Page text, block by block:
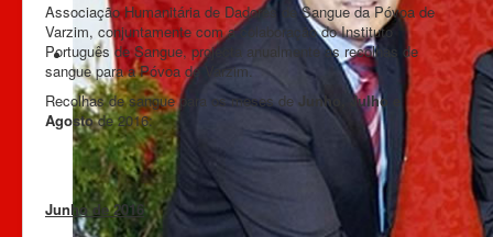
Associação Humanitária de Dadores de Sangue da Póvoa de
Varzim, conjuntamente com a colaboração do Instituto
Português de Sangue, projecta anualmente as recolhas de
sangue para a Póvoa de Varzim.
Recolhas de sangue para os meses de Junho, Julho e
Agostode 2016:
Junho de 2016